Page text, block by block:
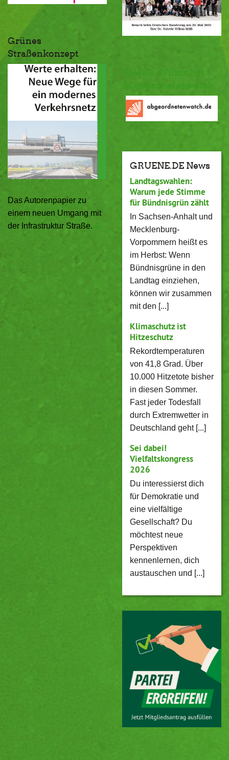
Grünes
Straßenkonzept
Das Autorenpapier zu
einem neuen Umgang mit
der Infrastruktur Straße.
Abgeordnetenwatch
GRUENE.DE News
Landtagswahlen:
Warum jede Stimme
für Bündnisgrün zählt
In Sachsen-Anhalt und
Mecklenburg-
Vorpommern heißt es
im Herbst: Wenn
Bündnisgrüne in den
Landtag einziehen,
können wir zusammen
mit den [...]
Klimaschutz ist
Hitzeschutz
Rekordtemperaturen
von 41,8 Grad. Über
10.000 Hitzetote bisher
in diesen Sommer.
Fast jeder Todesfall
durch Extremwetter in
Deutschland geht [...]
Sei dabei!
Vielfaltskongress
2026
Du interessierst dich
für Demokratie und
eine vielfältige
Gesellschaft? Du
möchtest neue
Perspektiven
kennenlernen, dich
austauschen und [...]